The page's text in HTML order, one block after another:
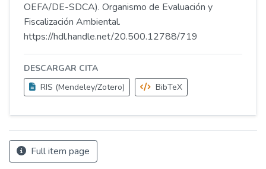
OEFA/DE-SDCA). Organismo de Evaluación y
Fiscalización Ambiental.
https://hdl.handle.net/20.500.12788/719
DESCARGAR CITA
RIS (Mendeley/Zotero)
BibTeX
Full item page